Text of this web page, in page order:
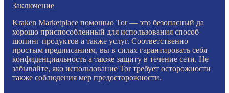
Заключение
Kraken Marketplace помощью Tor — это безопасный да
хорошо приспособленный для использования способ
шопинг продуктов а также услуг. Соответственно
простым предписаниям, вы в силах гарантировать себя
конфиденциальность а также защиту в течение сети. Не
забывайте, яко использование Tor требует осторожности
также соблюдения мер предосторожности.